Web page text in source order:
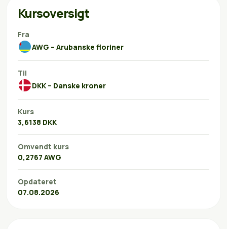
Kursoversigt
Fra
AWG – Arubanske floriner
Til
DKK – Danske kroner
Kurs
3,6138 DKK
Omvendt kurs
0,2767 AWG
Opdateret
07.08.2026